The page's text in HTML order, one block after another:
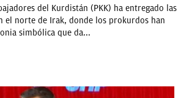
del Kurdistán (PKK) ha entregado las
el norte de Irak, donde los prokurdos han
simbólica que da...